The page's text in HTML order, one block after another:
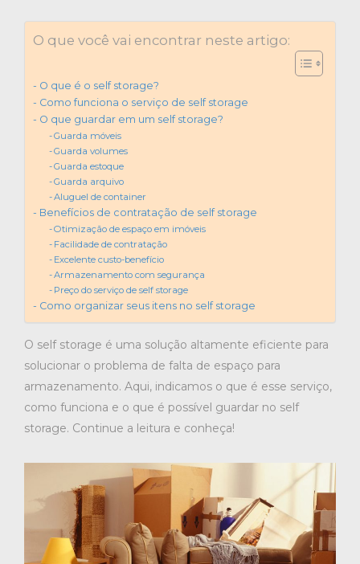
O que você vai encontrar neste artigo:
O que é o self storage?
Como funciona o serviço de self storage
O que guardar em um self storage?
Guarda móveis
Guarda volumes
Guarda estoque
Guarda arquivo
Aluguel de container
Benefícios de contratação de self storage
Otimização de espaço em imóveis
Facilidade de contratação
Excelente custo-benefício
Armazenamento com segurança
Preço do serviço de self storage
Como organizar seus itens no self storage
O self storage é uma solução altamente eficiente para
solucionar o problema de falta de espaço para
armazenamento. Aqui, indicamos o que é esse serviço,
como funciona e o que é possível guardar no self
storage. Continue a leitura e conheça!